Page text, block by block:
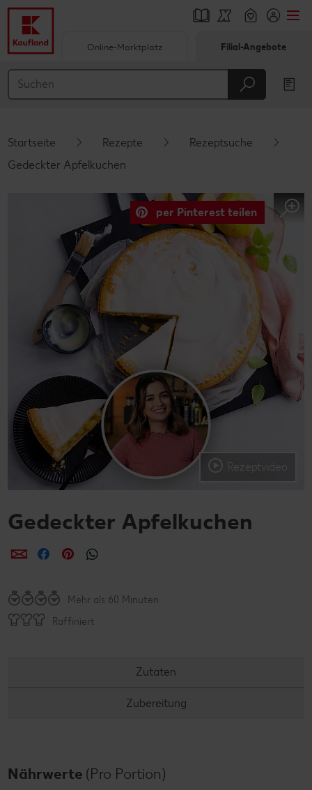
Hauptinhalt
Schwebender Seitenbereich
Online-Marktplatz Filial-Angebote
Startseite Rezepte
Rezeptsuche
Gedeckter Apfelkuchen
Rezeptvideo
per Pinterest teilen
Gedeckter Apfelkuchen
per E-Mail teilen
per Facebook teilen
per Pinterest teilen
Mehr als 60 Minuten
Raffiniert
Zutaten
Zubereitung
Nährwerte (Pro Portion)